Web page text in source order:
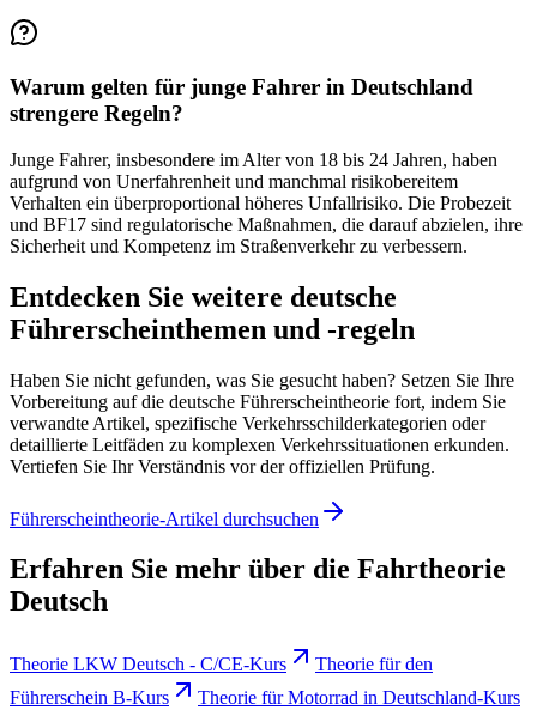
Warum gelten für junge Fahrer in Deutschland
strengere Regeln?
Junge Fahrer, insbesondere im Alter von 18 bis 24 Jahren, haben
aufgrund von Unerfahrenheit und manchmal risikobereitem
Verhalten ein überproportional höheres Unfallrisiko. Die Probezeit
und BF17 sind regulatorische Maßnahmen, die darauf abzielen, ihre
Sicherheit und Kompetenz im Straßenverkehr zu verbessern.
Entdecken Sie weitere deutsche
Führerscheinthemen und -regeln
Haben Sie nicht gefunden, was Sie gesucht haben? Setzen Sie Ihre
Vorbereitung auf die deutsche Führerscheintheorie fort, indem Sie
verwandte Artikel, spezifische Verkehrsschilderkategorien oder
detaillierte Leitfäden zu komplexen Verkehrssituationen erkunden.
Vertiefen Sie Ihr Verständnis vor der offiziellen Prüfung.
Führerscheintheorie-Artikel durchsuchen
Erfahren Sie mehr über die Fahrtheorie
Deutsch
Theorie LKW Deutsch - C/CE-Kurs
Theorie für den
Führerschein B-Kurs
Theorie für Motorrad in Deutschland-Kurs